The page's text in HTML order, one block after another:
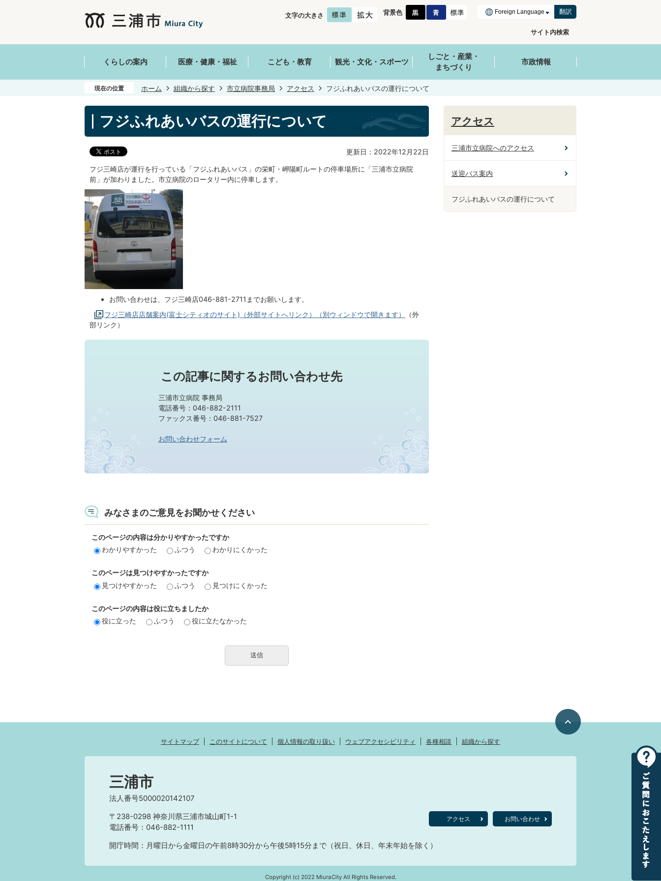
文字の大きさ 背景色 翻訳
サイト内検索
くらしの案内 医療・健康・福祉 こども・教育 観光・文化・スポーツ
しごと・産業・
まちづくり
市政情報
現在の位置 ホーム 組織から探す 市立病院事務局 アクセス フジふれあいバスの運行について
フジふれあいバスの運行について
更新日：2022年12月22日
フジ三崎店が運行を行っている「フジふれあいバス」の栄町・岬陽町ルートの停車場所に「三浦市立病院
前」が加わりました。市立病院のロータリー内に停車します。
お問い合わせは、フジ三崎店046-881-2711までお願いします。
フジ三崎店店舗案内(富士シティオのサイト)（外部サイトへリンク）（別ウィンドウで開きます）
（外
部リンク）
この記事に関するお問い合わせ先
三浦市立病院 事務局
電話番号：046-882-2111
ファックス番号：046-881-7527
お問い合わせフォーム
みなさまのご意見をお聞かせください
このページの内容は分かりやすかったですか
わかりやすかった
ふつう わかりにくかった
このページは見つけやすかったですか
見つけやすかった
ふつう 見つけにくかった
このページの内容は役に立ちましたか
役に立った
ふつう 役に立たなかった
アクセス
三浦市立病院へのアクセス
送迎バス案内
フジふれあいバスの運行について
サイトマップ このサイトについて 個人情報の取り扱い ウェブアクセシビリティ 各種相談 組織から探す
三浦市
法人番号5000020142107
〒238-0298 神奈川県三浦市城山町1-1
電話番号：046-882-1111
アクセス お問い合わせ
開庁時間：月曜日から金曜日の午前8時30分から午後5時15分まで（祝日、休日、年末年始を除く）
Copyright (c) 2022 MiuraCity All Rights Reserved.